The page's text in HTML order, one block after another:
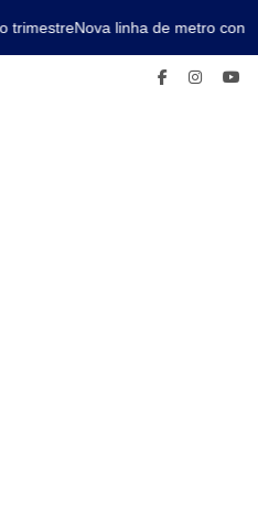
trimestreNova linha de metro